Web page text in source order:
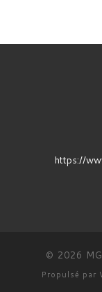
https://
© 2026
Propulsé par